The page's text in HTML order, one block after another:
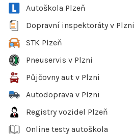
Autoškola Plzeň
Dopravní inspektoráty v Plzni
STK Plzeň
Pneuservis v Plzni
Půjčovny aut v Plzni
Autodoprava v Plzni
Registry vozidel Plzeň
Online testy autoškola